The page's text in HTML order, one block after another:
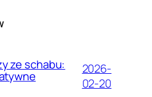
ze schabu:
2026-
02-20